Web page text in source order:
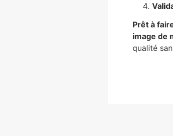
Prêt à
image de
qualité